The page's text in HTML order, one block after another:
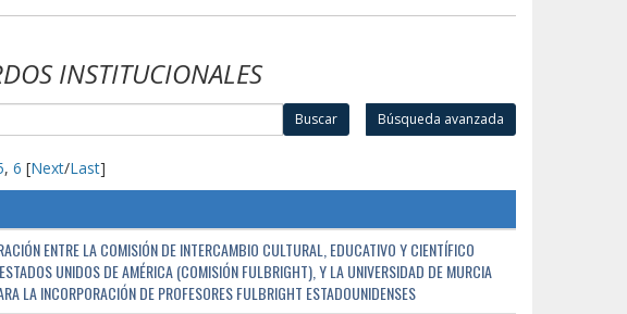
INSTITUCIONALES
Buscar Búsqueda avanzada
, 6 [Next/Last]
ENTRE LA COMISIÓN DE INTERCAMBIO CULTURAL, EDUCATIVO Y CIENTÍFICO
UNIDOS DE AMÉRICA (COMISIÓN FULBRIGHT), Y LA UNIVERSIDAD DE MURCIA
LA INCORPORACIÓN DE PROFESORES FULBRIGHT ESTADOUNIDENSES